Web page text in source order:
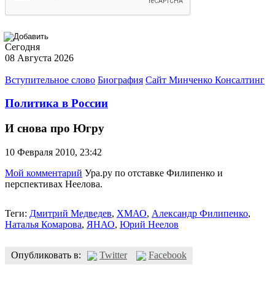
Сегодня
08 Августа 2026
Вступительное слово Биография Сайт Минченко Консалтинг
Политика в России
И снова про Югру
10 Февраля 2010, 23:42
Мой комментарий Ура.ру по отставке Филипенко и
перспективах Неелова.
Теги: Дмитрий Медведев, ХМАО, Александр Филипенко,
Наталья Комарова, ЯНАО, Юрий Неелов
Опубликовать в: Twitter Facebook